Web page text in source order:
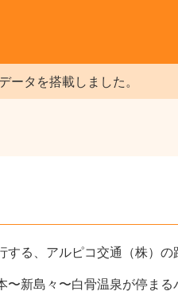
タを搭載しました。
る、アルピコ交通（株）の
新島々〜白骨温泉が停ま